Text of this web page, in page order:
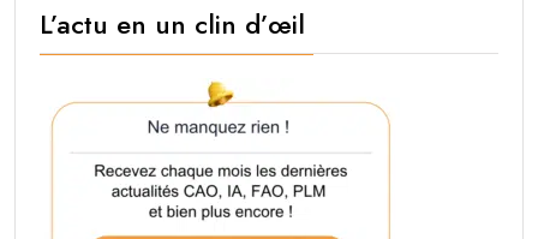
L’actu en un clin d’œil